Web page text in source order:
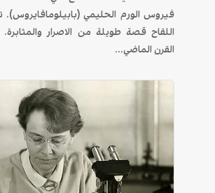
فيروس الورم الحليمي (بابيلومافايروس).
اللقاح قصة طويلة من الاصرار
القرن الماضي...